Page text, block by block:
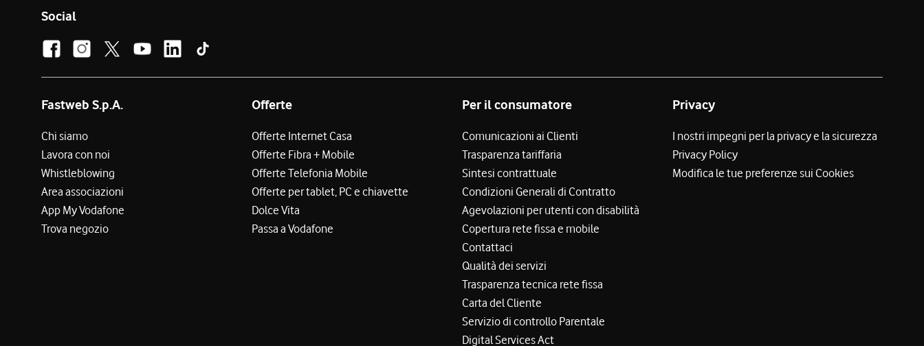
Social
Fastweb S.p.A.
Chi siamo
Lavora con noi
Whistleblowing
Area associazioni
App My Vodafone
Trova negozio
Offerte
Offerte Internet Casa
Offerte Fibra + Mobile
Offerte Telefonia Mobile
Offerte per tablet, PC e chiavette
Dolce Vita
Passa a Vodafone
Per il consumatore
Comunicazioni ai Clienti
Trasparenza tariffaria
Sintesi contrattuale
Condizioni Generali di Contratto
Agevolazioni per utenti con disabilità
Copertura rete fissa e mobile
Contattaci
Qualità dei servizi
Trasparenza tecnica rete fissa
Carta del Cliente
Servizio di controllo Parentale
Digital Services Act
Privacy
I nostri impegni per la privacy e la sicurezza
Privacy Policy
Modifica le tue preferenze sui Cookies